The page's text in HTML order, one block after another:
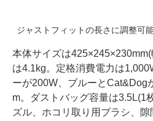
ジャストフィットの長さに調整可
本体サイズは
は4.1kg。定格消費電力は
ーが200W、ブルーとCat&Dog
m。ダストバッグ容量は3.5L(1
ズル、ホコリ取り用ブラシ、